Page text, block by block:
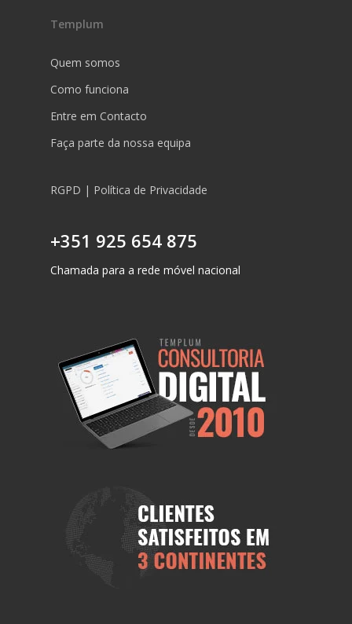
Templum
Quem somos
Como funciona
Entre em Contacto
Faça parte da nossa equipa
RGPD | Política de Privacidade
+351 925 654 875
Chamada para a rede móvel nacional